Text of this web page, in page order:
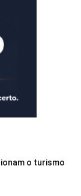
o turismo